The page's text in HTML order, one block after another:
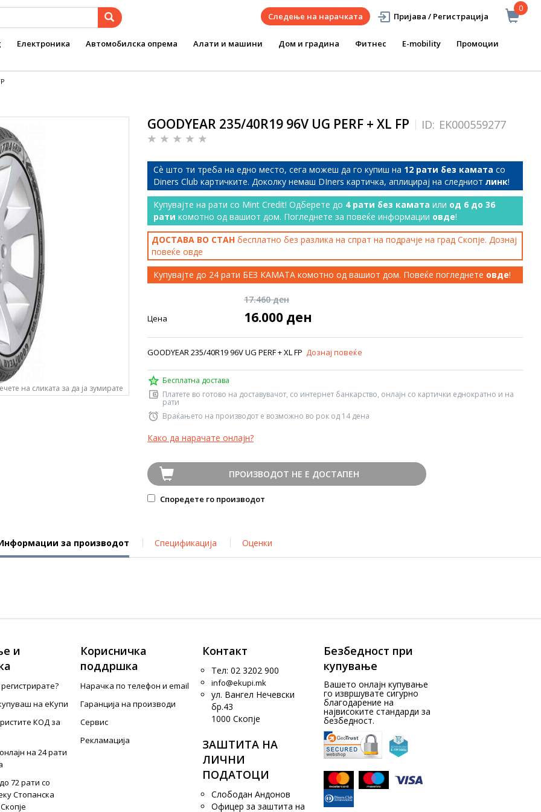
0
Следење на нарачката Пријава / Регистрација
Електроника Автомобилска опрема Алати и машини Дом и градина Фитнес E-mobility Промоции
на сликата за да ја зумирате
GOODYEAR 235/40R19 96V UG PERF + XL FP ID: EK000559277
Сѐ што ти треба на едно место, сега можеш да го купиш на 12 рати без камата со
Diners Club картичките. Доколку немаш DIners картичка, аплицирај на следниот линк!
Купувајте на рати со Mint Credit! Одберете до 4 рати без камата или од 6 до 36
рати комотно од вашиот дом. Погледнете за повеќе информации овде!
ДОСТАВА ВО СТАН бесплатно без разлика на спрат на подрачје на град Скопје. Дознај
повеќе овде
Купувајте до 24 рати БЕЗ КАМАТА комотно од вашиот дом. Повеќе погледнете овде!
17.460 ден
Цена 16.000 ден
GOODYEAR 235/40R19 96V UG PERF + XL FP Дознај повеќе
Бесплатна достава
Платете во готово на доставувачот, со интернет банкарство, онлајн со картички еднократно и на
рати
Враќањето на производот е возможно во рок од 14 дена
Како да нарачате онлајн?
ПРОИЗВОДОТ НЕ Е ДОСТАПЕН
Споредете го производот
за производот Спецификација Оценки
и
на еКупи
КОД за
на 24 рати
72 рати со
Стопанска
Корисничка
поддршка
Нарачка по телефон и еmail
Гаранција на производи
Сервис
Рекламација
Контакт
Тел: 02 3202 900
info@ekupi.mk
ул. Вангел Нечевски
бр.43
1000 Скопје
ЗАШТИТА НА
ЛИЧНИ
ПОДАТОЦИ
Слободан Андонов
Офицер за заштита на
Безбедност при
купување
Вашето онлајн купување
го извршувате сигурно
благодарение на
највисоките стандарди за
безбедност.